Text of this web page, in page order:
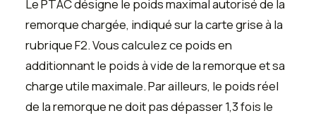
Le PTAC désigne le poids maximal autorisé de la
remorque chargée, indiqué sur la carte grise à la
rubrique F2. Vous calculez ce poids en
additionnant le poids à vide de la remorque et sa
charge utile maximale. Par ailleurs, le poids réel
de la remorque ne doit pas dépasser 1,3 fois le